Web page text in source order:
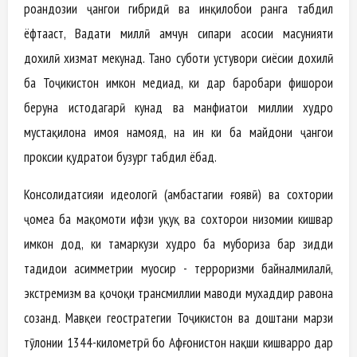
роҳандозии ҷангҳои гибридӣ ва инқилобҳои ранга табдил
ёфтааст, Ваҳдати миллӣ ҳамчун сипари асосии масунияти
дохилӣ хизмат мекунад. Танҳо суботи устувори сиёсии дохилӣ
ба Тоҷикистон имкон медиҳад, ки дар баробари фишорҳои
беруна истодагарӣ кунад ва манфиатҳои миллии худро
мустақилона ҳимоя намояд, на ин ки ба майдони ҷангҳои
проксии қудратҳои бузург табдил ёбад.
Консолидатсияи идеологӣ (ҳамбастагии ғоявӣ) ва сохтории
ҷомеа ба мақомоти ҳифзи ҳуқуқ ва сохторҳои низомии кишвар
имкон дод, ки тамаркузи худро ба мубориза бар зидди
таҳдидҳои асимметрии муосир - терроризми байналмилалӣ,
экстремизм ва қочоқи трансмиллии маводи мухаддир равона
созанд. Мавқеи геостратегии Тоҷикистон ва доштани марзи
тӯлонии 1344-километрӣ бо Афғонистон нақши кишварро дар